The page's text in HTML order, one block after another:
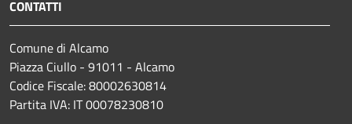
CONTATTI
Comune di Alcamo
Piazza Ciullo - 91011 - Alcamo
Codice Fiscale: 80002630814
Partita IVA: IT 00078230810